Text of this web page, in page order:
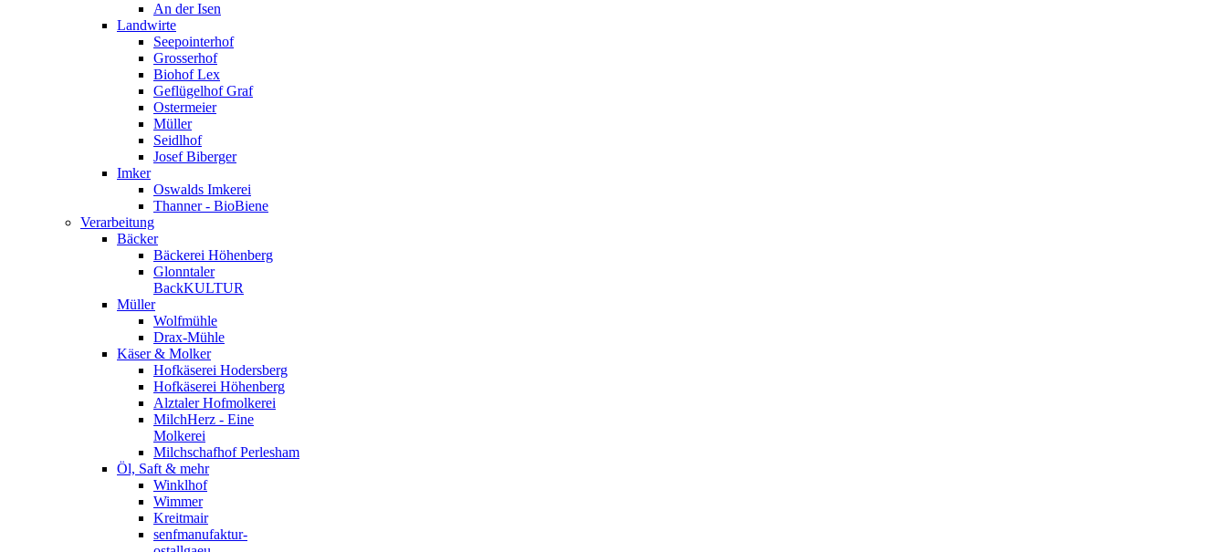
An der Isen
Landwirte
Seepointerhof
Grosserhof
Biohof Lex
Geflügelhof Graf
Ostermeier
Müller
Seidlhof
Josef Biberger
Imker
Oswalds Imkerei
Thanner - BioBiene
Verarbeitung
Bäcker
Bäckerei Höhenberg
Glonntaler
BackKULTUR
Müller
Wolfmühle
Drax-Mühle
Käser & Molker
Hofkäserei Hodersberg
Hofkäserei Höhenberg
Alztaler Hofmolkerei
MilchHerz - Eine
Molkerei
Milchschafhof Perlesham
Öl, Saft & mehr
Winklhof
Wimmer
Kreitmair
senfmanufaktur-